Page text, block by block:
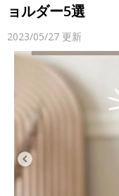
ョルダー5選
2023/05/27 更新